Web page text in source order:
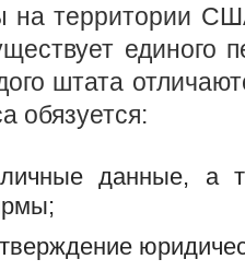
на территории
единого
штата
обязуется:
личные данные, а